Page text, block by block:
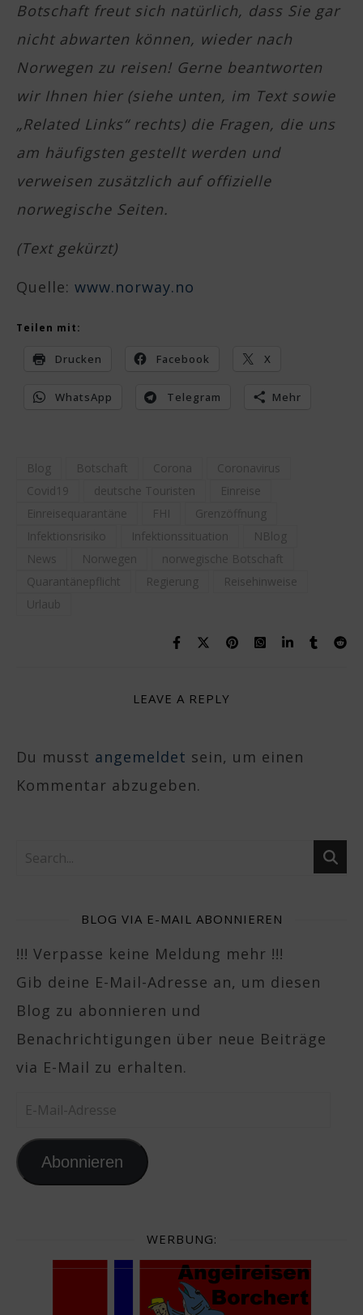
Botschaft freut sich natürlich, dass Sie gar
nicht abwarten können, wieder nach
Norwegen zu reisen! Gerne beantworten
wir Ihnen hier (siehe unten, im Text sowie
„Related Links“ rechts) die Fragen, die uns
am häufigsten gestellt werden und
verweisen zusätzlich auf offizielle
norwegische Seiten.
(Text gekürzt)
Quelle: www.norway.no
Teilen mit:
Drucken Facebook X
WhatsApp Telegram Mehr
Blog Botschaft Corona
Coronavirus
Covid19
deutsche Touristen
Einreise
Einreisequarantäne
FHI
Grenzöffnung
Infektionsrisiko
Infektionssituation
NBlog
News
Norwegen
norwegische Botschaft
Quarantänepflicht
Regierung
Reisehinweise
Urlaub
LEAVE A REPLY
Du musst angemeldet sein, um einen
Kommentar abzugeben.
BLOG VIA E-MAIL ABONNIEREN
!!! Verpasse keine Meldung mehr !!!
Gib deine E-Mail-Adresse an, um diesen
Blog zu abonnieren und
Benachrichtigungen über neue Beiträge
via E-Mail zu erhalten.
E-Mail-Adresse
Abonnieren
WERBUNG: